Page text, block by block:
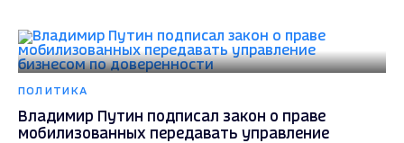
ПОЛИТИКА
Владимир Путин подписал закон о праве
мобилизованных передавать управление